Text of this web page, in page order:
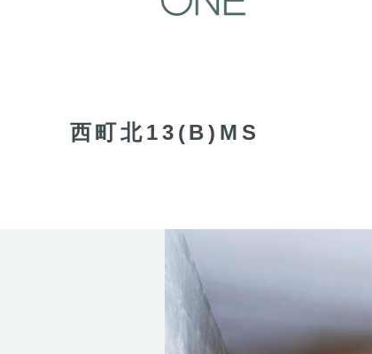
西町北13(B)MS